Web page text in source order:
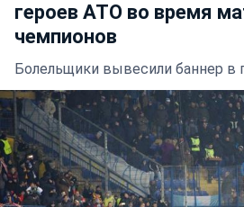
героев АТО во время
чемпионов
Болельщики вывесили баннер в